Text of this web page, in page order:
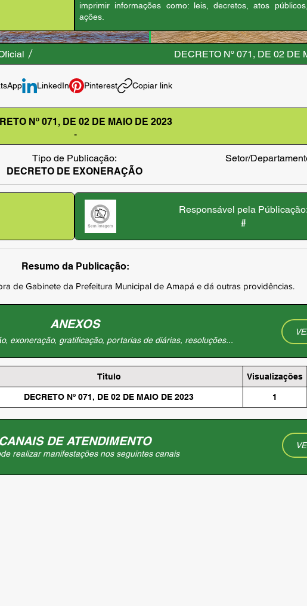
imprimir informações como: leis, decretos, atos
ações.
DECRETO Nº 071, DE 02 DE
LinkedIn Pinterest Copiar link
Nº 071, DE 02 DE MAIO DE 2023
-
Tipo de Publicação:
DECRETO DE EXONERAÇÃO
Setor/
Responsável pela Públicação:
#
Resumo da Publicação:
de Gabinete da Prefeitura Municipal de Amapá e dá outras providências.
ANEXOS
exoneração, gratificação, portarias de diárias, resoluções...
Titulo Visualizações
DECRETO Nº 071, DE 02 DE MAIO DE 2023 1
CANAIS DE ATENDIMENTO
realizar manifestações nos seguintes canais